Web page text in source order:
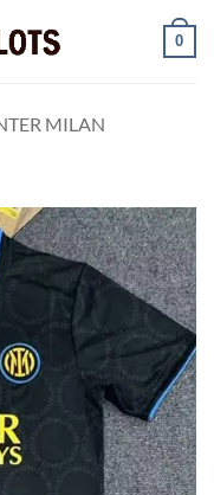
0
MILAN